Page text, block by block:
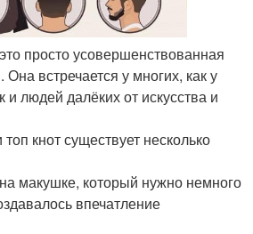
просто усовершенствованная
встречается у многих, как у
и людей далёких от искусства и
кнот существует несколько
макушке, который нужно немного
впечатление